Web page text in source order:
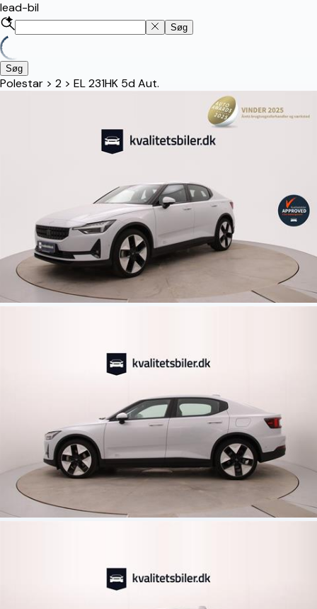
lead-bil
Søg
Søg
Polestar > 2 > EL 231HK 5d Aut.